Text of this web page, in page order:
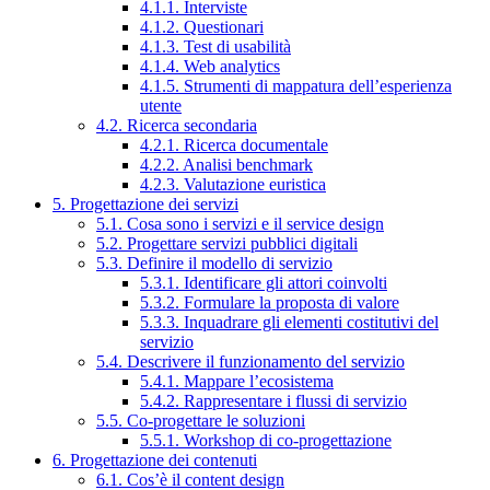
4.1.1. Interviste
4.1.2. Questionari
4.1.3. Test di usabilità
4.1.4. Web analytics
4.1.5. Strumenti di mappatura dell’esperienza
utente
4.2. Ricerca secondaria
4.2.1. Ricerca documentale
4.2.2. Analisi benchmark
4.2.3. Valutazione euristica
5. Progettazione dei servizi
5.1. Cosa sono i servizi e il service design
5.2. Progettare servizi pubblici digitali
5.3. Definire il modello di servizio
5.3.1. Identificare gli attori coinvolti
5.3.2. Formulare la proposta di valore
5.3.3. Inquadrare gli elementi costitutivi del
servizio
5.4. Descrivere il funzionamento del servizio
5.4.1. Mappare l’ecosistema
5.4.2. Rappresentare i flussi di servizio
5.5. Co-progettare le soluzioni
5.5.1. Workshop di co-progettazione
6. Progettazione dei contenuti
6.1. Cos’è il content design